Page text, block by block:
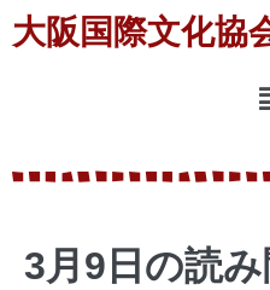
大阪国際文化協
3月9日の読